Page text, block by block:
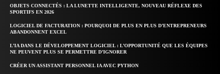
OBJETS CONNECTÉS : LA LUNETTE INTELLIGENTE, NOUVEAU RÉFLEXE DES
SPORTIFS EN 2026
LOGICIEL DE FACTURATION : POURQUOI DE PLUS EN PLUS D’ENTREPRENEURS
ABANDONNENT EXCEL
L’IA DANS LE DÉVELOPPEMENT LOGICIEL : L’OPPORTUNITÉ QUE LES ÉQUIPES
NE PEUVENT PLUS SE PERMETTRE D’IGNORER
CRÉER UN ASSISTANT PERSONNEL IA AVEC PYTHON